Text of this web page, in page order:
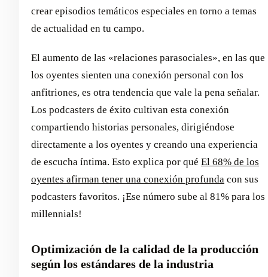
crear episodios temáticos especiales en torno a temas
de actualidad en tu campo.
El aumento de las «relaciones parasociales», en las que
los oyentes sienten una conexión personal con los
anfitriones, es otra tendencia que vale la pena señalar.
Los podcasters de éxito cultivan esta conexión
compartiendo historias personales, dirigiéndose
directamente a los oyentes y creando una experiencia
de escucha íntima. Esto explica por qué El 68% de los
oyentes afirman tener una conexión profunda con sus
podcasters favoritos. ¡Ese número sube al 81% para los
millennials!
Optimización de la calidad de la producción
según los estándares de la industria